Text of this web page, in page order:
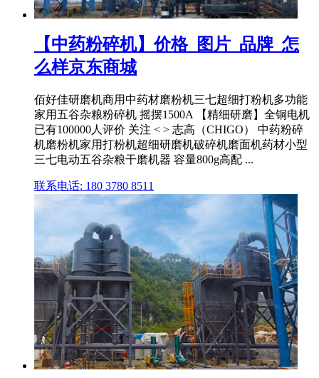
【中药粉碎机】价格_图片_品牌_怎
么样京东商城
佰好佳研磨机商用中药材磨粉机三七超细打粉机多功能
家用五谷杂粮粉碎机 摇摆1500A 【精细研磨】全铜电机
已有100000人评价 关注 < > 志高（CHIGO） 中药粉碎
机磨粉机家用打粉机超细研磨机破碎机磨面机药材小型
三七电动五谷杂粮干磨机器 容量800g高配 ...
联系电话: 180 3780 8511